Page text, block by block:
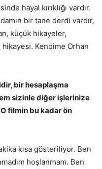
hayal kırıklığı vardır.
bir tane derdi vardır,
küçük hikayeler,
Kendime Orhan
bir hesaplaşma
sizinle diğer işlerinize
filmin bu kadar ön
kısa gösteriliyor. Ben
hoşlanmam. Ben